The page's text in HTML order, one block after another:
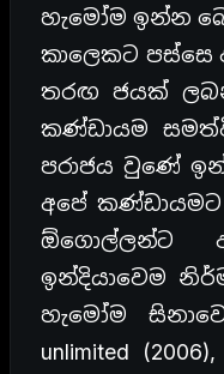
හැමෝම ඉන්න
කාලෙකට පස්සෙ
තරඟ ජයක්
කණ්ඩායම
පරාජය වුණේ
අපේ
ඕගොල්ලන්ට
ඉන්දියාවෙම
හැමෝම
unlimited